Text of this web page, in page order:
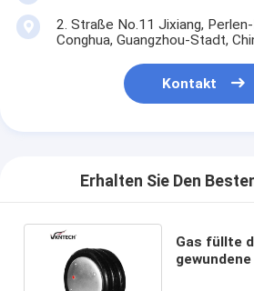
2. Straße No.11 Jixiang,
Conghua, Guangzhou-Stadt,
Kontakt
Erhalten Sie Den
Gas füllte